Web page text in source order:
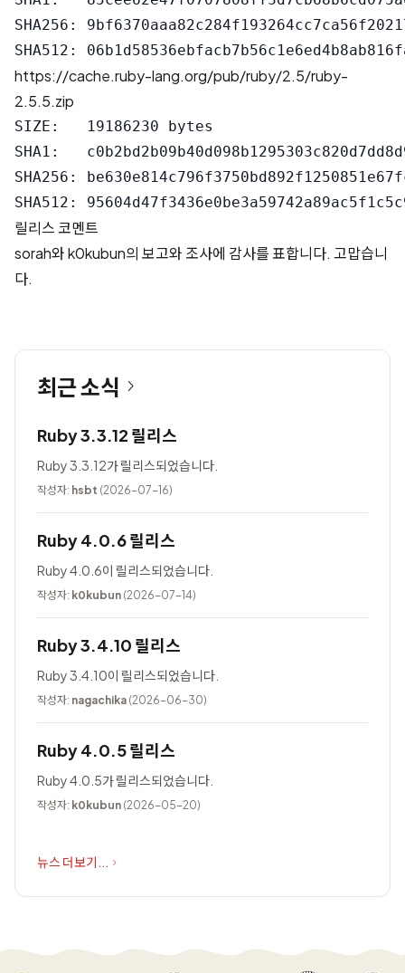
SHA256:
https://cache.ruby-lang.org/pub/ruby/2.5/ruby-
2.5.5.zip
SIZE:   19186230 bytes
SHA1:
SHA256:
릴리스 코멘트
sorah와 k0kubun의 보고와 조사에 감사를 표합니다. 고맙습니
다.
최근 소식
Ruby 3.3.12 릴리스
Ruby 3.3.12가 릴리스되었습니다.
작성자: hsbt (2026-07-16)
Ruby 4.0.6 릴리스
Ruby 4.0.6이 릴리스되었습니다.
작성자: k0kubun (2026-07-14)
Ruby 3.4.10 릴리스
Ruby 3.4.10이 릴리스되었습니다.
작성자: nagachika (2026-06-30)
Ruby 4.0.5 릴리스
Ruby 4.0.5가 릴리스되었습니다.
작성자: k0kubun (2026-05-20)
뉴스 더보기...